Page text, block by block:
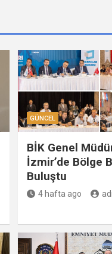
GÜNCEL
BİK Genel
İzmir’de Bölge
Buluştu
4 hafta ago